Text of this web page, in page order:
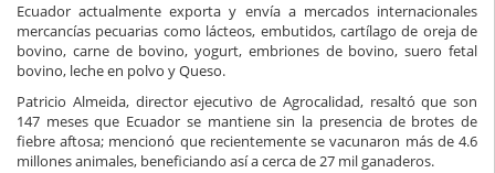
Ecuador actualmente exporta y envía a mercados internacionales
mercancías pecuarias como lácteos, embutidos, cartílago de oreja de
bovino, carne de bovino, yogurt, embriones de bovino, suero fetal
bovino, leche en polvo y Queso.
Patricio Almeida, director ejecutivo de Agrocalidad, resaltó que son
147 meses que Ecuador se mantiene sin la presencia de brotes de
fiebre aftosa; mencionó que recientemente se vacunaron más de 4.6
millones animales, beneficiando así a cerca de 27 mil ganaderos.